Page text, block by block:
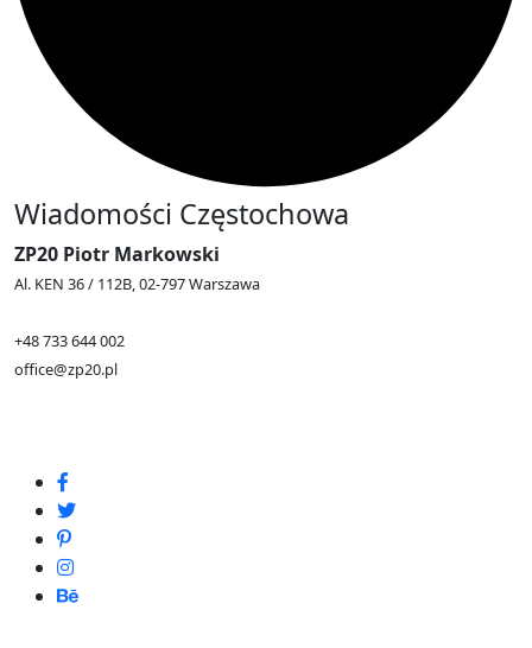
Wiadomości Częstochowa
ZP20 Piotr Markowski
Al. KEN 36 / 112B, 02-797 Warszawa
+48 733 644 002
office@zp20.pl